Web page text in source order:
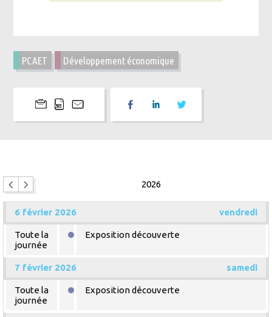
PCAET Développement économique
2026
6 février 2026 vendredi
Toute la
journée
Exposition découverte
7 février 2026 samedi
Toute la
journée
Exposition découverte